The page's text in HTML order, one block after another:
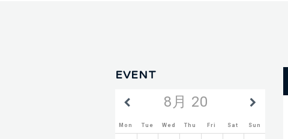
EVENT
8月 2026
Mon Tue Wed Thu Fri Sat Sun